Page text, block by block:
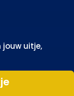
uitje,